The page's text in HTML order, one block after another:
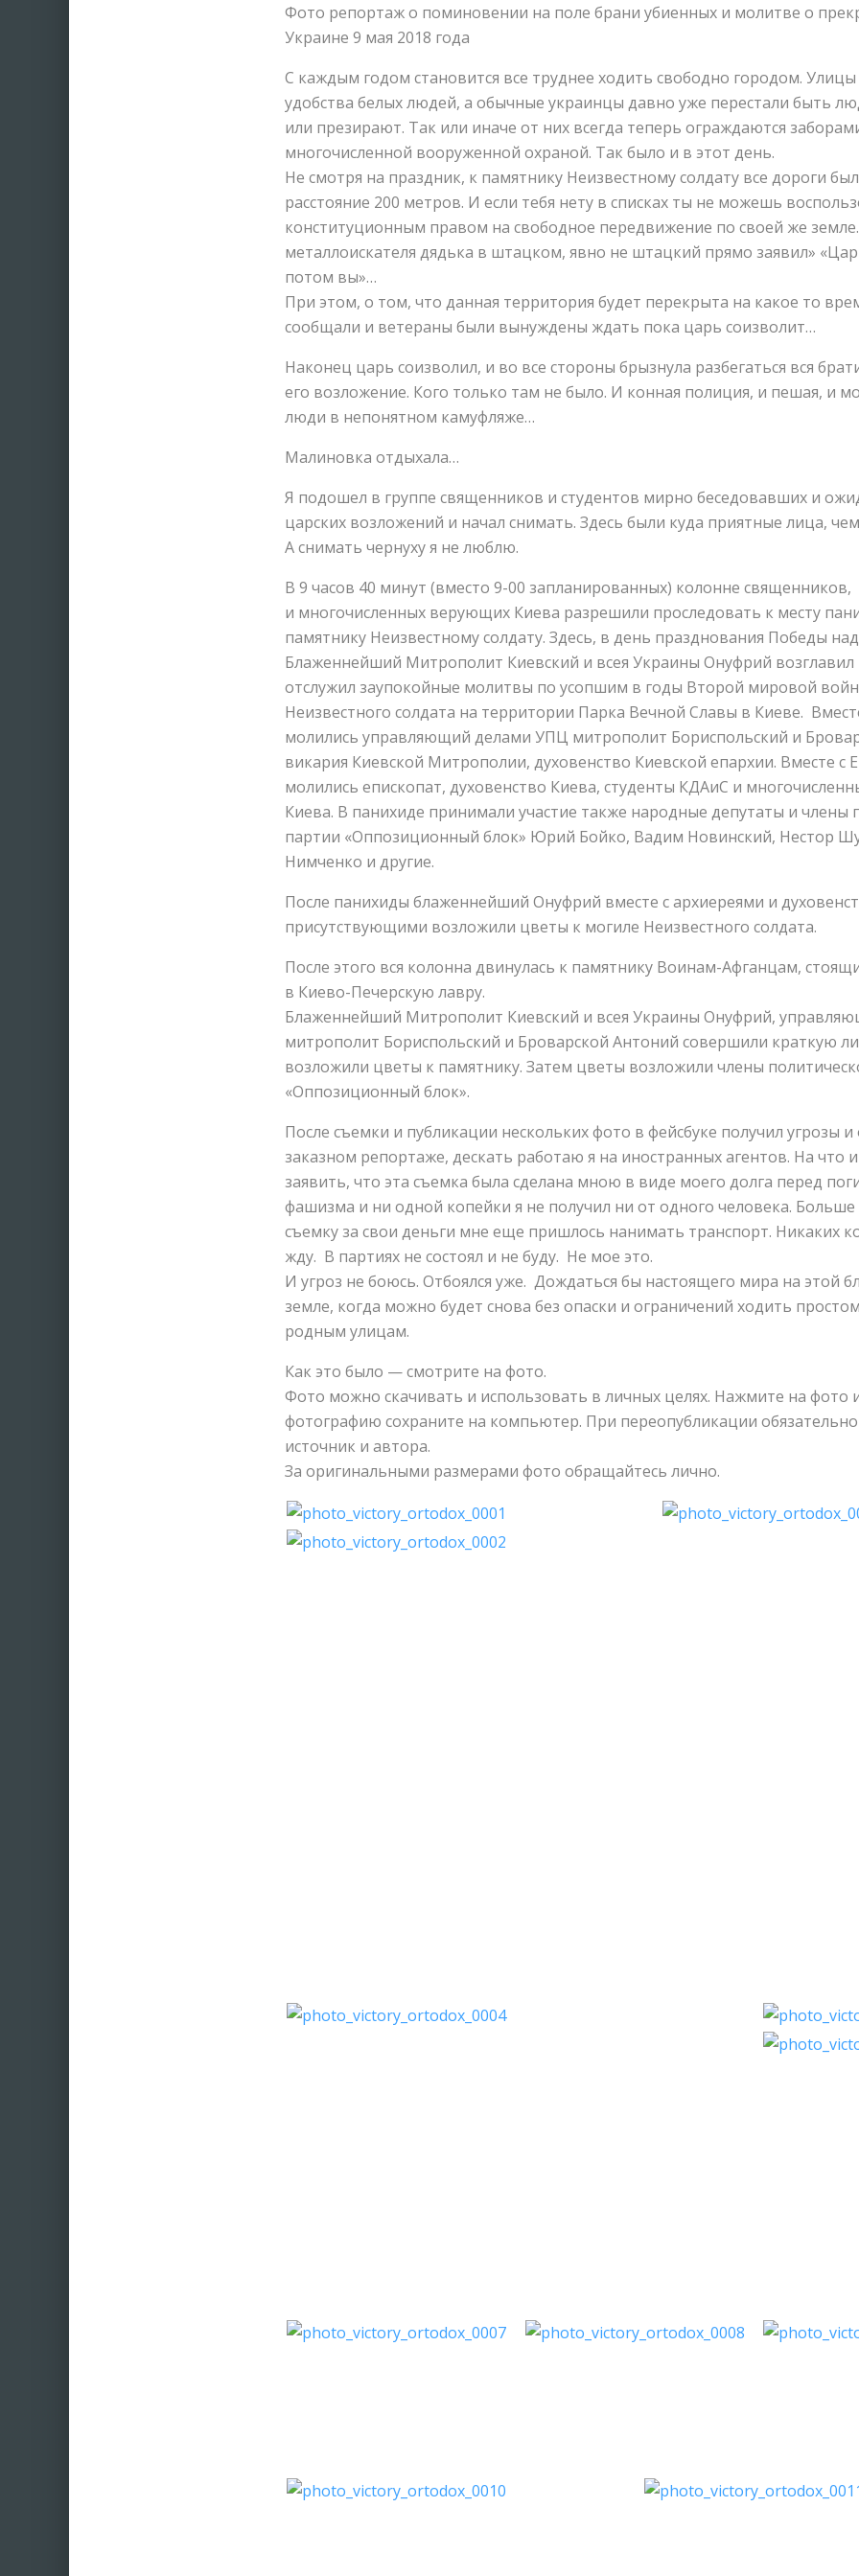
Фото репортаж о поминовении на поле брани убиенных и молитве о
Украине 9 мая 2018 года
С каждым годом становится все труднее ходить свободно городом.
удобства белых людей, а обычные украинцы давно уже перестали быть
или презирают. Так или иначе от них всегда теперь ограждаются
многочисленной вооруженной охраной. Так было и в этот день.
Не смотря на праздник, к памятнику Неизвестному солдату все дороги
расстояние 200 метров. И если тебя нету в списках ты не можешь
конституционным правом на свободное передвижение по своей же
металлоискателя дядька в штацком, явно не штацкий прямо заявил»
потом вы»…
При этом, о том, что данная территория будет перекрыта на какое то
сообщали и ветераны были вынуждены ждать пока царь соизволит…
Наконец царь соизволил, и во все стороны брызнула разбегаться вся
его возложение. Кого только там не было. И конная полиция, и пешая, и
люди в непонятном камуфляже…
Малиновка отдыхала…
Я подошел в группе священников и студентов мирно беседовавших и
царских возложений и начал снимать. Здесь были куда приятные лица,
А снимать чернуху я не люблю.
В 9 часов 40 минут (вместо 9-00 запланированных) колонне
и многочисленных верующих Киева разрешили проследовать к месту
памятнику Неизвестному солдату. Здесь, в день празднования Победы
Блаженнейший Митрополит Киевский и всея Украины Онуфрий возглавил
отслужил заупокойные молитвы по усопшим в годы Второй мировой
Неизвестного солдата на территории Парка Вечной Славы в Киеве.
молились управляющий делами УПЦ митрополит Бориспольский и
викария Киевской Митрополии, духовенство Киевской епархии. Вместе с
молились епископат, духовенство Киева, студенты КДАиС и
Киева. В панихиде принимали участие также народные депутаты и члены
партии «Оппозиционный блок» Юрий Бойко, Вадим Новинский, Нестор
Нимченко и другие.
После панихиды блаженнейший Онуфрий вместе с архиереями и
присутствующими возложили цветы к могиле Неизвестного солдата.
После этого вся колонна двинулась к памятнику Воинам-Афганцам,
в Киево-Печерскую лавру.
Блаженнейший Митрополит Киевский и всея Украины Онуфрий,
митрополит Бориспольский и Броварской Антоний совершили краткую
возложили цветы к памятнику. Затем цветы возложили члены
«Оппозиционный блок».
После съемки и публикации нескольких фото в фейсбуке получил угрозы
заказном репортаже, дескать работаю я на иностранных агентов. На что
заявить, что эта съемка была сделана мною в виде моего долга перед
фашизма и ни одной копейки я не получил ни от одного человека. Больше
съемку за свои деньги мне еще пришлось нанимать транспорт. Никаких
жду. В партиях не состоял и не буду. Не мое это.
И угроз не боюсь. Отбоялся уже. Дождаться бы настоящего мира на этой
земле, когда можно будет снова без опаски и ограничений ходить
родным улицам.
Как это было — смотрите на фото.
Фото можно скачивать и использовать в личных целях. Нажмите на фото
фотографию сохраните на компьютер. При переопубликации
источник и автора.
За оригинальными размерами фото обращайтесь лично.